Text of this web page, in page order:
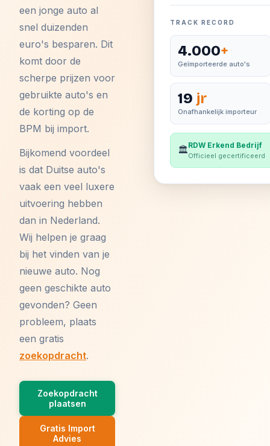
een jonge auto al
snel duizenden
euro's besparen. Dit
komt door de
scherpe prijzen voor
gebruikte auto's en
de korting op de
BPM bij import.
Bijkomend voordeel
is dat Duitse auto's
vaak een veel luxere
uitvoering hebben
dan in Nederland.
Wij helpen je graag
bij het vinden van je
nieuwe auto. Nog
geen geschikte auto
gevonden? Geen
probleem, plaats
een gratis
zoekopdracht.
Zoekopdracht
plaatsen
Gratis Import
Advies
TRACK RECORD
4.000+
Geïmporteerde auto's
19 jr
Onafhankelijk importeur
🏛️RDW Erkend Bedrijf
Officieel gecertificeerd